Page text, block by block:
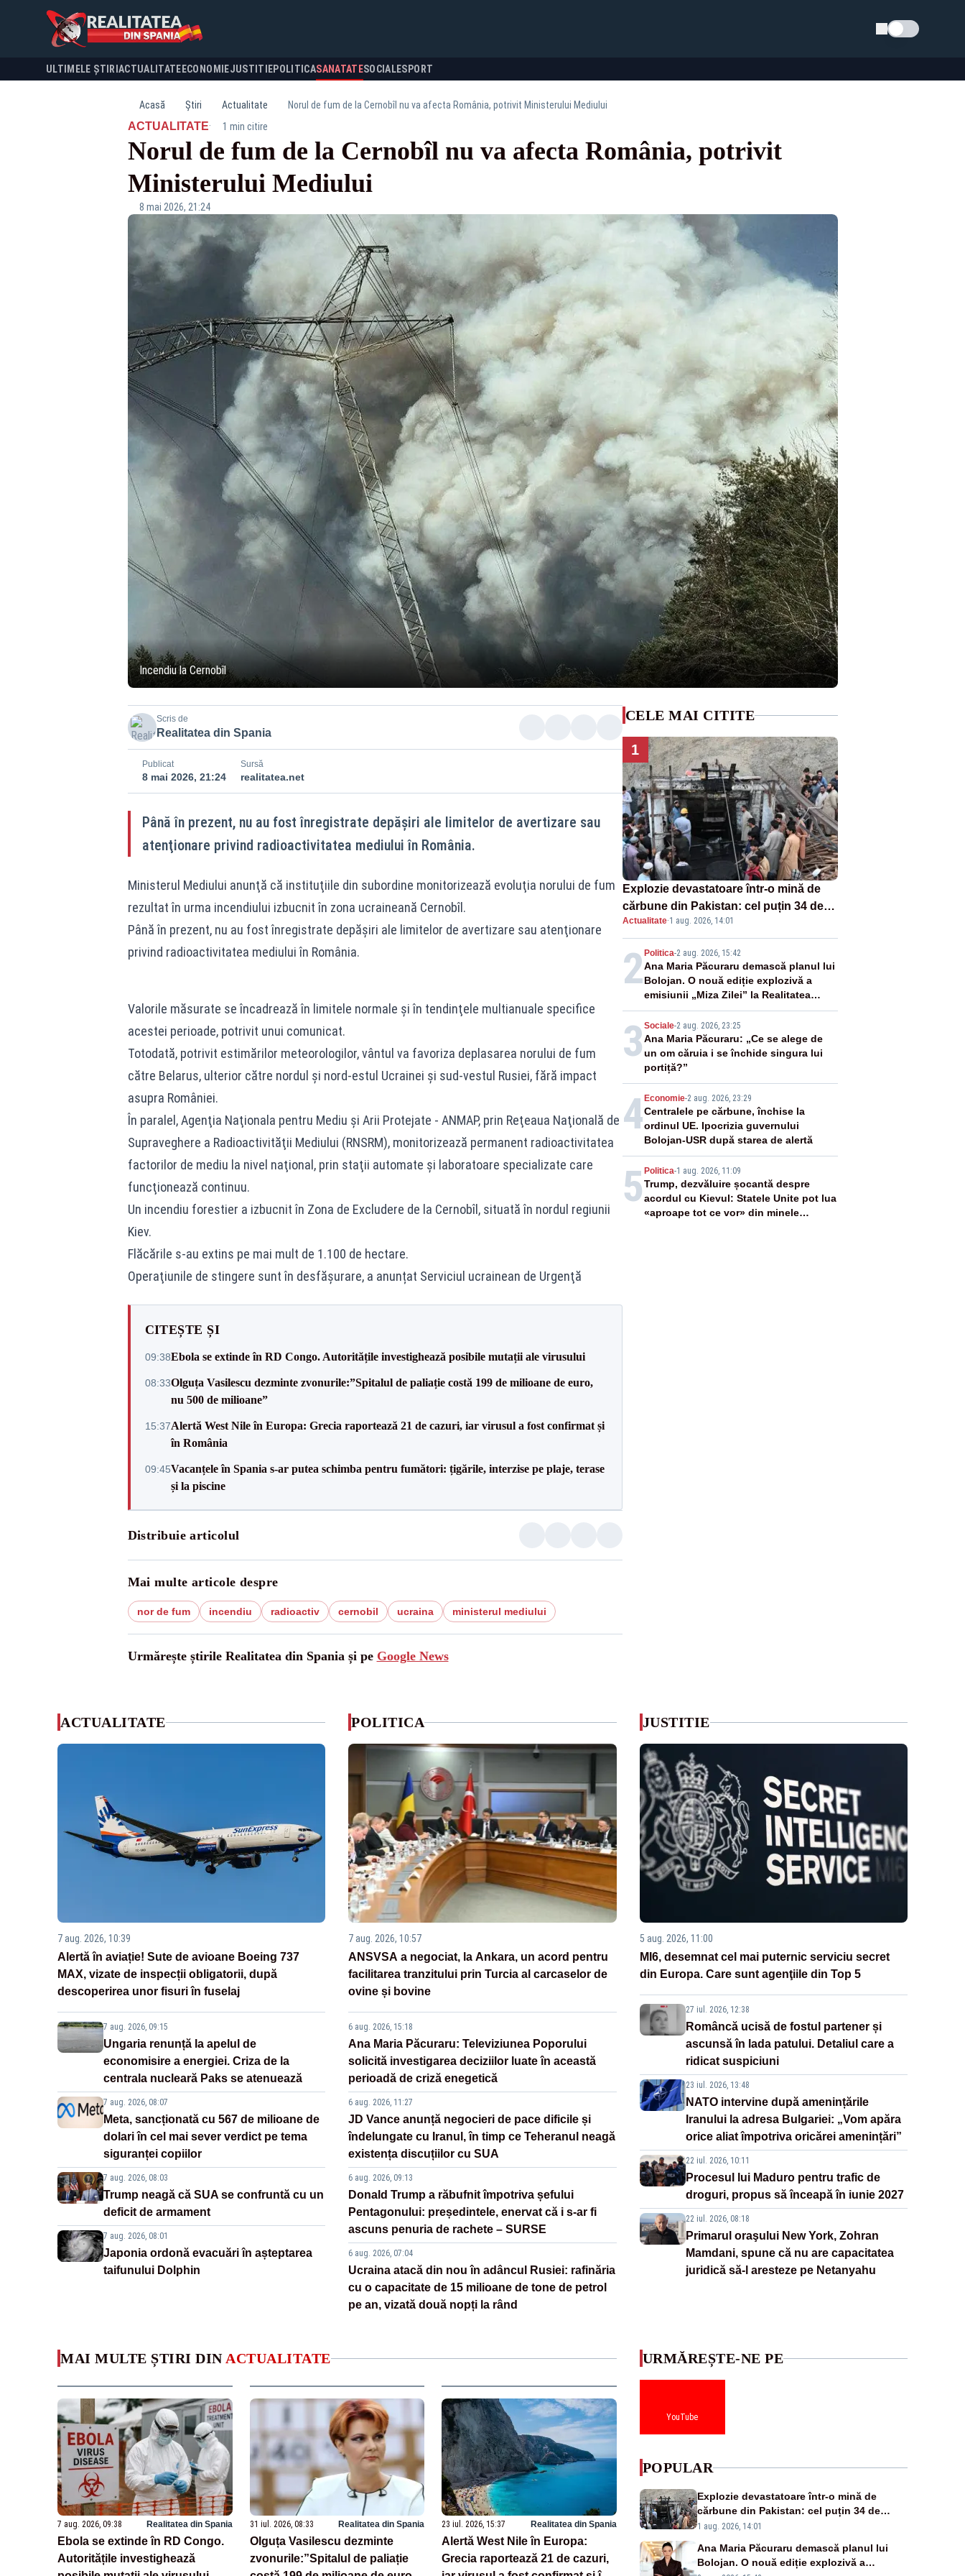
Schimba tema
ULTIMELE ȘTIRI ACTUALITATE ECONOMIEJUSTITIEPOLITICASANATATESOCIALESPORT
Acasă Știri Actualitate Norul de fum de la Cernobîl nu va afecta România, potrivit Ministerului Mediului
ACTUALITATE· 1 min citire
Norul de fum de la Cernobîl nu va afecta România, potrivit
Ministerului Mediului
8 mai 2026, 21:24
Incendiu la Cernobîl
Scris de
Realitatea din Spania
Publicat
8 mai 2026, 21:24
Sursă
realitatea.net
Până în prezent, nu au fost înregistrate depăşiri ale limitelor de avertizare sau
atenţionare privind radioactivitatea mediului în România.
Ministerul Mediului anunţă că instituţiile din subordine monitorizează evoluţia norului de fum
rezultat în urma incendiului izbucnit în zona ucraineană Cernobîl.
Până în prezent, nu au fost înregistrate depăşiri ale limitelor de avertizare sau atenţionare
privind radioactivitatea mediului în România.
Valorile măsurate se încadrează în limitele normale şi în tendinţele multianuale specifice
acestei perioade, potrivit unui comunicat.
Totodată, potrivit estimărilor meteorologilor, vântul va favoriza deplasarea norului de fum
către Belarus, ulterior către nordul şi nord-estul Ucrainei şi sud-vestul Rusiei, fără impact
asupra României.
În paralel, Agenţia Naţionala pentru Mediu şi Arii Protejate - ANMAP, prin Reţeaua Naţională de
Supraveghere a Radioactivităţii Mediului (RNSRM), monitorizează permanent radioactivitatea
factorilor de mediu la nivel naţional, prin staţii automate şi laboratoare specializate care
funcţionează continuu.
Un incendiu forestier a izbucnit în Zona de Excludere de la Cernobîl, situată în nordul regiunii
Kiev.
Flăcările s-au extins pe mai mult de 1.100 de hectare.
Operaţiunile de stingere sunt în desfășurare, a anunțat Serviciul ucrainean de Urgenţă
CITEȘTE ȘI
09:38Ebola se extinde în RD Congo. Autoritățile investighează posibile mutații ale virusului
08:33Olguța Vasilescu dezminte zvonurile:”Spitalul de paliație costă 199 de milioane de euro,
nu 500 de milioane”
15:37Alertă West Nile în Europa: Grecia raportează 21 de cazuri, iar virusul a fost confirmat și
în România
09:45Vacanțele în Spania s-ar putea schimba pentru fumători: țigările, interzise pe plaje, terase
și la piscine
Distribuie articolul
Mai multe articole despre
nor de fum incendiu radioactiv cernobil ucraina ministerul mediului
Urmărește știrile Realitatea din Spania și pe Google News
CELE MAI CITITE
1
Explozie devastatoare într-o mină de
cărbune din Pakistan: cel puțin 34 de
morți - VIDEO
Actualitate·1 aug. 2026, 14:01
2 Politica-2 aug. 2026, 15:42
Ana Maria Păcuraru demască planul lui
Bolojan. O nouă ediție explozivă a
emisiunii „Miza Zilei” la Realitatea
PLUS
3 Sociale-2 aug. 2026, 23:25
Ana Maria Păcuraru: „Ce se alege de
un om căruia i se închide singura lui
portiță?”
4 Economie-2 aug. 2026, 23:29
Centralele pe cărbune, închise la
ordinul UE. Ipocrizia guvernului
Bolojan-USR după starea de alertă
5 Politica-1 aug. 2026, 11:09
Trump, dezvăluire șocantă despre
acordul cu Kievul: Statele Unite pot lua
«aproape tot ce vor» din minele
ACTUALITATE
7 aug. 2026, 10:39
Alertă în aviație! Sute de avioane Boeing 737
MAX, vizate de inspecții obligatorii, după
descoperirea unor fisuri în fuselaj
7 aug. 2026, 09:15
Ungaria renunță la apelul de
economisire a energiei. Criza de la
centrala nucleară Paks se atenuează
7 aug. 2026, 08:07
Meta, sancționată cu 567 de milioane de
dolari în cel mai sever verdict pe tema
siguranței copiilor
7 aug. 2026, 08:03
Trump neagă că SUA se confruntă cu un
deficit de armament
7 aug. 2026, 08:01
Japonia ordonă evacuări în așteptarea
taifunului Dolphin
POLITICA
7 aug. 2026, 10:57
ANSVSA a negociat, la Ankara, un acord pentru
facilitarea tranzitului prin Turcia al carcaselor de
ovine și bovine
6 aug. 2026, 15:18
Ana Maria Păcuraru: Televiziunea Poporului
solicită investigarea deciziilor luate în această
perioadă de criză enegetică
6 aug. 2026, 11:27
JD Vance anunță negocieri de pace dificile și
îndelungate cu Iranul, în timp ce Teheranul neagă
existența discuțiilor cu SUA
6 aug. 2026, 09:13
Donald Trump a răbufnit împotriva șefului
Pentagonului: președintele, enervat că i s-ar fi
ascuns penuria de rachete – SURSE
6 aug. 2026, 07:04
Ucraina atacă din nou în adâncul Rusiei: rafinăria
cu o capacitate de 15 milioane de tone de petrol
pe an, vizată două nopți la rând
JUSTITIE
5 aug. 2026, 11:00
MI6, desemnat cel mai puternic serviciu secret
din Europa. Care sunt agenţiile din Top 5
27 iul. 2026, 12:38
Româncă ucisă de fostul partener și
ascunsă în lada patului. Detaliul care a
ridicat suspiciuni
23 iul. 2026, 13:48
NATO intervine după amenințările
Iranului la adresa Bulgariei: „Vom apăra
orice aliat împotriva oricărei amenințări”
22 iul. 2026, 10:11
Procesul lui Maduro pentru trafic de
droguri, propus să înceapă în iunie 2027
22 iul. 2026, 08:18
Primarul oraşului New York, Zohran
Mamdani, spune că nu are capacitatea
juridică să-l aresteze pe Netanyahu
MAI MULTE ȘTIRI DIN ACTUALITATE
7 aug. 2026, 09:38 Realitatea din Spania
Ebola se extinde în RD Congo.
Autoritățile investighează
31 iul. 2026, 08:33 Realitatea din Spania
Olguța Vasilescu dezminte
zvonurile:”Spitalul de paliație
23 iul. 2026, 15:37 Realitatea din Spania
Alertă West Nile în Europa:
Grecia raportează 21 de cazuri,
URMĂREȘTE-NE PE
YouTube
POPULAR
Explozie devastatoare într-o mină de
cărbune din Pakistan: cel puțin 34 de
morți - VIDEO
1 aug. 2026, 14:01
Ana Maria Păcuraru demască planul lui
Bolojan. O nouă ediție explozivă a